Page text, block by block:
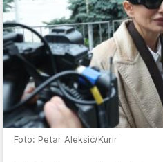
Foto: Petar Aleksić/Kurir